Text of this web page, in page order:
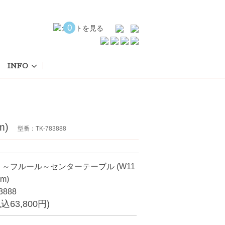
0
INFO
型番：TK-783888
フルール～センターテーブル (W11
63,800円)